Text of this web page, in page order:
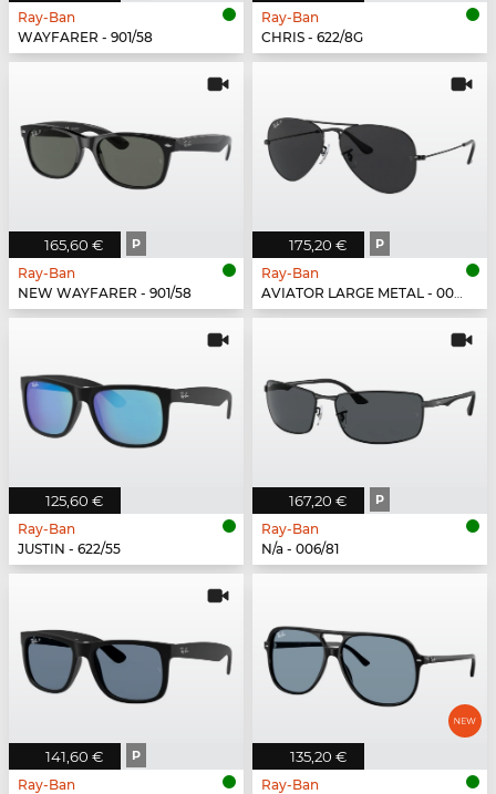
Ray-Ban
WAYFARER - 901/58
Ray-Ban
CHRIS - 622/8G
165,60 € P
Ray-Ban
NEW WAYFARER - 901/58
175,20 € P
Ray-Ban
AVIATOR LARGE METAL - 002/48
125,60 €
Ray-Ban
JUSTIN - 622/55
167,20 € P
Ray-Ban
N/a - 006/81
141,60 € P
Ray-Ban
135,20 €
Ray-Ban